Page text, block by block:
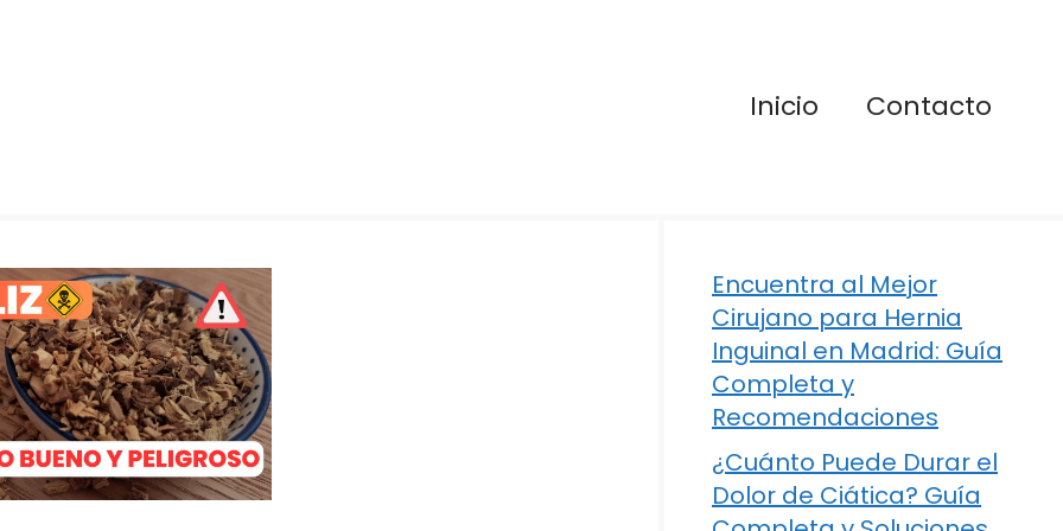
Inicio Contacto
Encuentra al Mejor
Cirujano para Hernia
Inguinal en Madrid: Guía
Completa y
Recomendaciones
¿Cuánto Puede Durar el
Dolor de Ciática? Guía